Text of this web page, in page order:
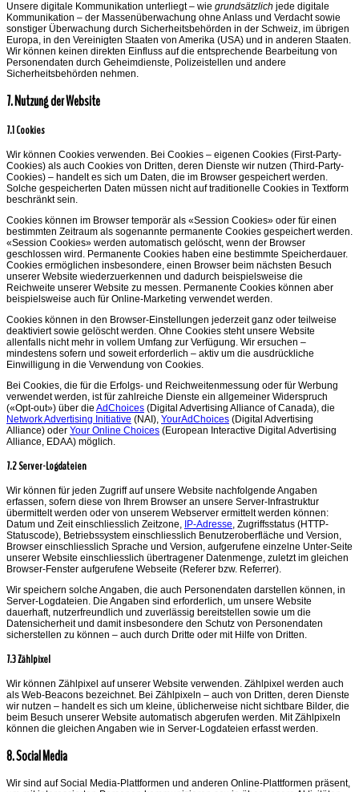
Unsere digitale Kommunikation unterliegt – wie grundsätzlich jede digitale
Kommunikation – der Massenüberwachung ohne Anlass und Verdacht sowie
sonstiger Überwachung durch Sicherheitsbehörden in der Schweiz, im übrigen
Europa, in den Vereinigten Staaten von Amerika (USA) und in anderen Staaten.
Wir können keinen direkten Einfluss auf die entsprechende Bearbeitung von
Personendaten durch Geheimdienste, Polizeistellen und andere
Sicherheitsbehörden nehmen.
7. Nutzung der Website
7.1 Cookies
Wir können Cookies verwenden. Bei Cookies – eigenen Cookies (First-Party-
Cookies) als auch Cookies von Dritten, deren Dienste wir nutzen (Third-Party-
Cookies) – handelt es sich um Daten, die im Browser gespeichert werden.
Solche gespeicherten Daten müssen nicht auf traditionelle Cookies in Textform
beschränkt sein.
Cookies können im Browser temporär als «Session Cookies» oder für einen
bestimmten Zeitraum als sogenannte permanente Cookies gespeichert werden.
«Session Cookies» werden automatisch gelöscht, wenn der Browser
geschlossen wird. Permanente Cookies haben eine bestimmte Speicherdauer.
Cookies ermöglichen insbesondere, einen Browser beim nächsten Besuch
unserer Website wiederzuerkennen und dadurch beispielsweise die
Reichweite unserer Website zu messen. Permanente Cookies können aber
beispielsweise auch für Online-Marketing verwendet werden.
Cookies können in den Browser-Einstellungen jederzeit ganz oder teilweise
deaktiviert sowie gelöscht werden. Ohne Cookies steht unsere Website
allenfalls nicht mehr in vollem Umfang zur Verfügung. Wir ersuchen –
mindestens sofern und soweit erforderlich – aktiv um die ausdrückliche
Einwilligung in die Verwendung von Cookies.
Bei Cookies, die für die Erfolgs- und Reichweitenmessung oder für Werbung
verwendet werden, ist für zahlreiche Dienste ein allgemeiner Widerspruch
(«Opt-out») über die AdChoices (Digital Advertising Alliance of Canada), die
Network Advertising Initiative (NAI), YourAdChoices (Digital Advertising
Alliance) oder Your Online Choices (European Interactive Digital Advertising
Alliance, EDAA) möglich.
7.2 Server-Logdateien
Wir können für jeden Zugriff auf unsere Website nachfolgende Angaben
erfassen, sofern diese von Ihrem Browser an unsere Server-Infrastruktur
übermittelt werden oder von unserem Webserver ermittelt werden können:
Datum und Zeit einschliesslich Zeitzone, IP-Adresse, Zugriffsstatus (HTTP-
Statuscode), Betriebssystem einschliesslich Benutzeroberfläche und Version,
Browser einschliesslich Sprache und Version, aufgerufene einzelne Unter-Seite
unserer Website einschliesslich übertragener Datenmenge, zuletzt im gleichen
Browser-Fenster aufgerufene Webseite (Referer bzw. Referrer).
Wir speichern solche Angaben, die auch Personendaten darstellen können, in
Server-Logdateien. Die Angaben sind erforderlich, um unsere Website
dauerhaft, nutzerfreundlich und zuverlässig bereitstellen sowie um die
Datensicherheit und damit insbesondere den Schutz von Personendaten
sicherstellen zu können – auch durch Dritte oder mit Hilfe von Dritten.
7.3 Zählpixel
Wir können Zählpixel auf unserer Website verwenden. Zählpixel werden auch
als Web-Beacons bezeichnet. Bei Zählpixeln – auch von Dritten, deren Dienste
wir nutzen – handelt es sich um kleine, üblicherweise nicht sichtbare Bilder, die
beim Besuch unserer Website automatisch abgerufen werden. Mit Zählpixeln
können die gleichen Angaben wie in Server-Logdateien erfasst werden.
8. Social Media
Wir sind auf Social Media-Plattformen und anderen Online-Plattformen präsent,